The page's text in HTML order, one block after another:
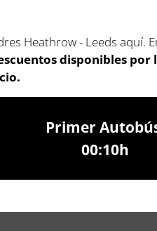
Heathrow - Leeds aquí.
disponibles por
Primer
00:10h